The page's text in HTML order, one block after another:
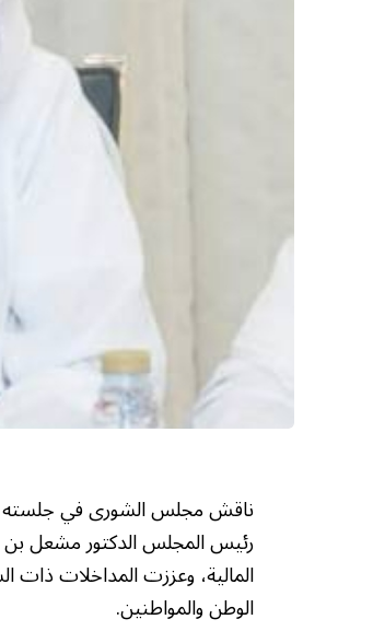
رئيس المجلس الدكتور مشعل بن
المالية، وعززت المداخلات ذات
الوطن والمواطنين.